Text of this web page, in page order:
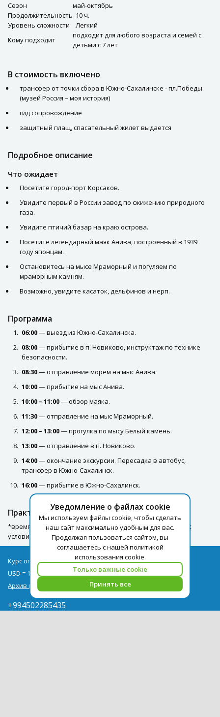
Сезон
май-октябрь
Продолжительность 10 ч.
Уровень сложности
Легкий
Кому подходит
подходит для любого возраста и семей с
детьми с 7 лет
В стоимость включено
трансфер от точки сбора в Южно-Сахалинске - пл.Победы
(музей Россия – моя история)
гид сопровождение
защитный плащ, спасательный жилет выдается
Подробное описание
Что ожидает
Посетите город-порт Корсаков.
Увидите первый в России завод по сжижению природного
газа.
Увидите птичий базар на краю острова.
Посетите легендарный маяк Анива, построенный в 1939
году японцам.
Остановитесь на мысе Мраморный и погуляем по
мраморным камням.
Возможно, увидите касаток, дельфинов и нерп.
Программа
06:00— выезд из Южно-Сахалинска.
08:00— прибытие в п. Новиково, инструктаж по технике
безопасности.
08:30— отправление морем на мыс Анива.
10:00— прибытие на мыс Анива.
10:00 – 11:00— обзор маяка.
11:30— отправление на мыс Мраморный.
12:00 – 13:00— прогулка по мысу Белый камень.
13:00— отправление в п. Новиково.
14:00— окончание экскурсии. Пересадка в автобус,
трансфер в Южно-Сахалинск.
16:00— прибытие в Южно-Сахалинск.
Практическая информация
*время может быть изменено в зависимости от погодных
условий.
Уведомление о файлах cookie
Мы используем файлы cookie, чтобы сделать
наш сайт максимально удобным для вас.
Продолжая пользоваться сайтом, вы
соглашаетесь с нашей политикой
использования cookie.
Только важные cookie
Принять все
Курс оплаты туров на 09.08
USD = 1,71
EUR = 1,97
Архив курсов
+994502285435